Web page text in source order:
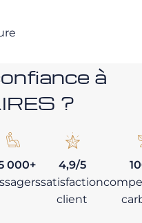
à
?
000+
4,9/5
satisfaction
client